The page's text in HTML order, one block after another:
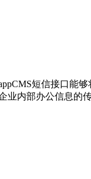
短信接口能
内部办公信息的传